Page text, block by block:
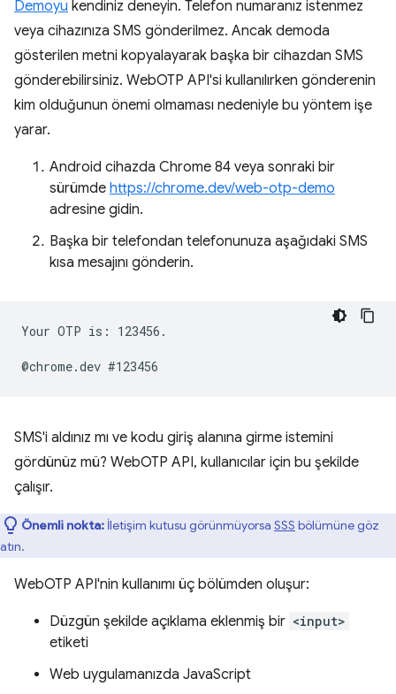
Demoyu kendiniz deneyin. Telefon numaranız istenmez
veya cihazınıza SMS gönderilmez. Ancak demoda
gösterilen metni kopyalayarak başka bir cihazdan SMS
gönderebilirsiniz. WebOTP API'si kullanılırken gönderenin
kim olduğunun önemi olmaması nedeniyle bu yöntem işe
yarar.
Android cihazda Chrome 84 veya sonraki bir
sürümde https://chrome.dev/web-otp-demo
adresine gidin.
Başka bir telefondan telefonunuza aşağıdaki SMS
kısa mesajını gönderin.
Your OTP is: 123456.
SMS'i aldınız mı ve kodu giriş alanına girme istemini
gördünüz mü? WebOTP API, kullanıcılar için bu şekilde
çalışır.
Önemli nokta: İletişim kutusu görünmüyorsa SSS bölümüne göz
atın.
WebOTP API'nin kullanımı üç bölümden oluşur:
Düzgün şekilde açıklama eklenmiş bir <input>
etiketi
Web uygulamanızda JavaScript